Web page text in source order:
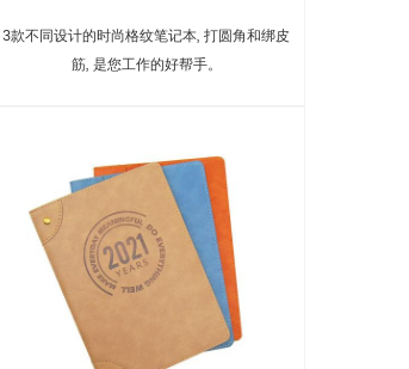
3款不同设计的时尚格纹笔记本, 打圆角和绑皮
筋, 是您工作的好帮手。